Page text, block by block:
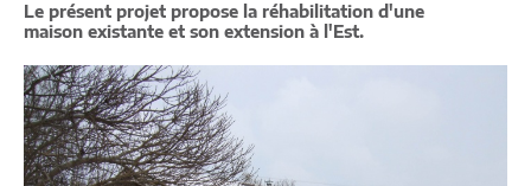
Le présent projet propose la réhabilitation d'une
maison existante et son extension à l'Est.